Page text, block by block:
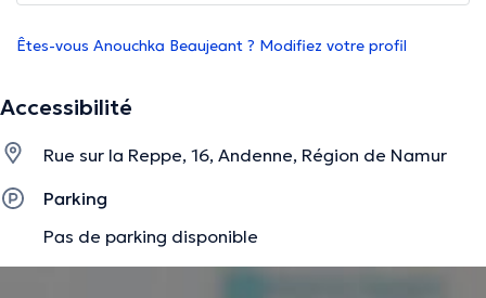
Êtes-vous Anouchka Beaujeant ? Modifiez votre profil
Accessibilité
Rue sur la Reppe, 16, Andenne, Région de Namur
Parking
Pas de parking disponible